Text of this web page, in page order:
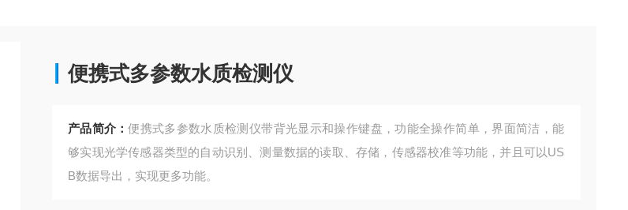
便携式多参数水质检测仪
产品简介：便携式多参数水质检测仪带背光显示和操作键盘，功能全操作简单，界面简洁，能
够实现光学传感器类型的自动识别、测量数据的读取、存储，传感器校准等功能，并且可以US
B数据导出，实现更多功能。